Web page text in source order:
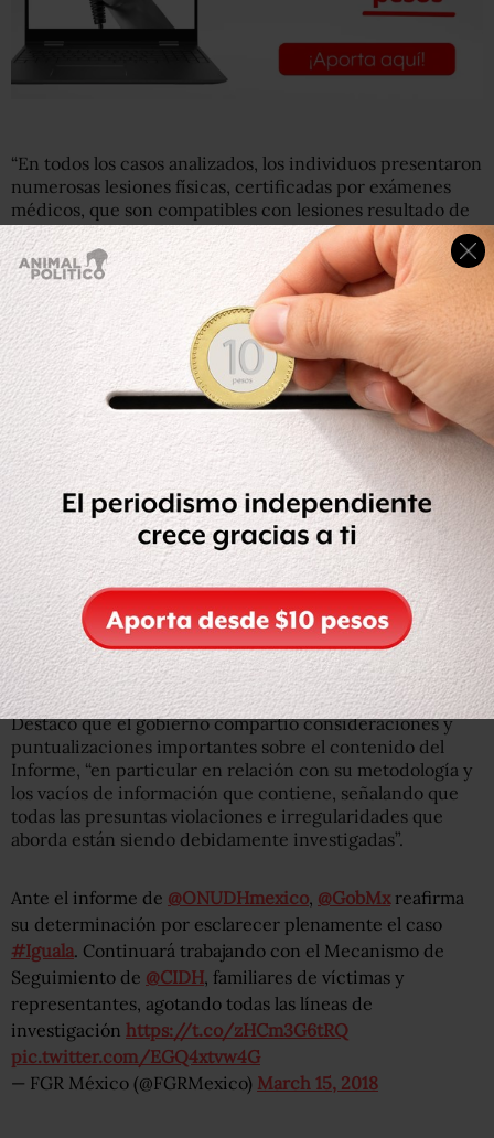
“En todos los casos analizados, los individuos presentaron
numerosas lesiones físicas, certificadas por exámenes
médicos, que son compatibles con lesiones resultado de
tortura”, añadió el informe.
Los involucrados en estos abusos serían elementos de la
fiscalía, de la policía federal y militares de la Marina,
indicó.
"El caso #Ayotzinapapone a prueba la voluntad y
capacidad de las autoridades mexicanas para abordar las
violaciones graves de derechos humanos." – Zeid Ra’ad Al
Hussein @UNHumanRights >>
https://t.co/c72rOEHFUz#DobleInjusticia
#Comunicado
pic.twitter.com/rpZRp8Ndjp
— ONU-DH México (@ONUDHmexico)March 15, 2018
En respuesta, el gobierno mexicano refirió que en el
informe no se registran los avances recientes sobre la
identificación de probables responsables y móviles.
Destacó que el gobierno compartió consideraciones y
puntualizaciones importantes sobre el contenido del
Informe, “en particular en relación con su metodología y
los vacíos de información que contiene, señalando que
todas las presuntas violaciones e irregularidades que
aborda están siendo debidamente investigadas”.
Ante el informe de @ONUDHmexico @GobMx reafirma
su determinación por esclarecer plenamente el caso
#Iguala. Continuará trabajando con el Mecanismo de
Seguimiento de @CIDH , familiares de víctimas y
representantes, agotando todas las líneas de
investigación https://t.co/zHCm3G6tRQ
pic.twitter.com/EGQ4xtvw4G
— FGR México (@FGRMexico) March 15, 2018